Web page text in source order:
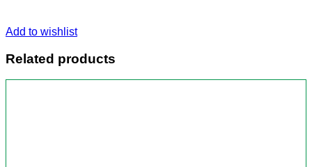
Add to wishlist
Related products